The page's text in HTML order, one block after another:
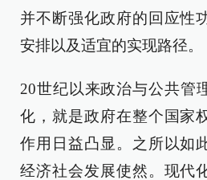
并不断强化政府的回应性
安排以及适宜的实现路径。
20世纪以来政治与公共管
化，就是政府在整个国家
作用日益凸显。之所以如
经济社会发展使然。现代